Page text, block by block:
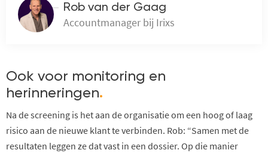
Rob van der Gaag
Accountmanager bij Irixs
Ook voor monitoring en
herinneringen.
Na de screening is het aan de organisatie om een hoog of laag
risico aan de nieuwe klant te verbinden. Rob: “Samen met de
resultaten leggen ze dat vast in een dossier. Op die manier